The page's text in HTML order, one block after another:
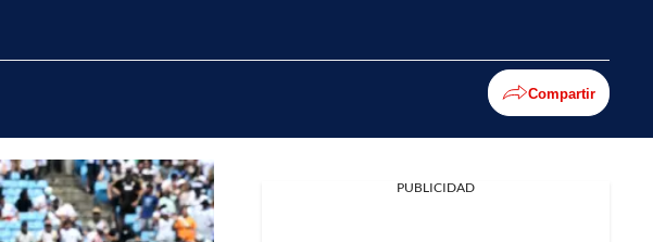
Compartir
PUBLICIDAD